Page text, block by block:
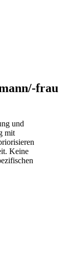
frau
und
mit
Keine